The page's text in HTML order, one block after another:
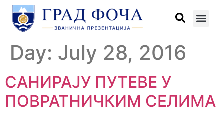
Day: July 28, 2016
САНИРАЈУ ПУТЕВE У
ПОВРАТНИЧКИМ СЕЛИМА